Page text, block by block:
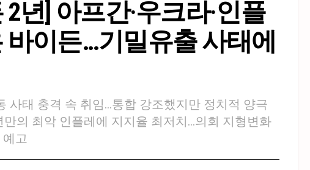
2년] 아프간·우크라·인플
바이든…기밀유출 사태에
사태 충격 속 취임…통합 강조했지만 정치적 양극
만의 최악 인플레에 지지율 최저치…의회 지형변화
고